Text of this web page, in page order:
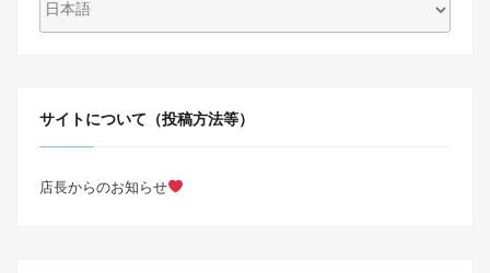
サイトについて（投稿方法等）
店長からのお知らせ